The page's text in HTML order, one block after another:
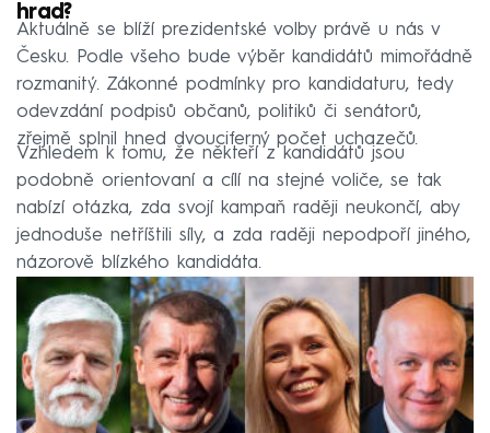
hrad?
Aktuálně se blíží prezidentské volby právě u nás v
Česku. Podle všeho bude výběr kandidátů mimořádně
rozmanitý. Zákonné podmínky pro kandidaturu, tedy
odevzdání podpisů občanů, politiků či senátorů,
zřejmě splnil hned dvouciferný počet uchazečů.
Vzhledem k tomu, že někteří z kandidátů jsou
podobně orientovaní a cílí na stejné voliče, se tak
nabízí otázka, zda svojí kampaň raději neukončí, aby
jednoduše netříštili síly, a zda raději nepodpoří jiného,
názorově blízkého kandidáta.